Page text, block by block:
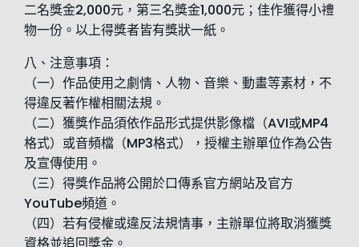
二名獎金2,000元，第三名獎金1,000元；佳作獲得小禮
物一份。以上得獎者皆有獎狀一紙。
八、注意事項：
（一）作品使用之劇情、人物、音樂、動畫等素材，不
得違反著作權相關法規。
（二）獲獎作品須依作品形式提供影像檔（AVI或MP4
格式）或音頻檔（MP3格式），授權主辦單位作為公告
及宣傳使用。
（三）得獎作品將公開於口傳系官方網站及官方
YouTube頻道。
（四）若有侵權或違反法規情事，主辦單位將取消獲獎